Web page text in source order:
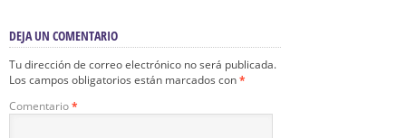
DEJA UN COMENTARIO
Tu dirección de correo electrónico no será publicada.
Los campos obligatorios están marcados con*
Comentario*